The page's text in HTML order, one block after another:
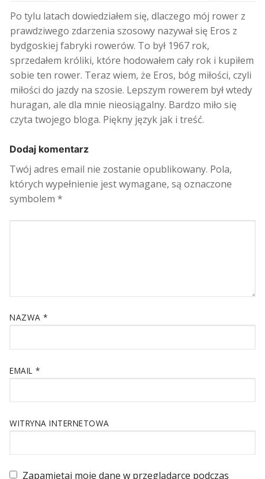
Po tylu latach dowiedziałem się, dlaczego mój rower z
prawdziwego zdarzenia szosowy nazywał się Eros z
bydgoskiej fabryki rowerów. To był 1967 rok,
sprzedałem króliki, które hodowałem cały rok i kupiłem
sobie ten rower. Teraz wiem, że Eros, bóg miłości, czyli
miłości do jazdy na szosie. Lepszym rowerem był wtedy
huragan, ale dla mnie nieosiągalny. Bardzo miło się
czyta twojego bloga. Piękny język jak i treść.
Dodaj komentarz
Twój adres email nie zostanie opublikowany. Pola,
których wypełnienie jest wymagane, są oznaczone
symbolem *
NAZWA *
EMAIL *
WITRYNA INTERNETOWA
Zapamiętaj moje dane w przeglądarce podczas